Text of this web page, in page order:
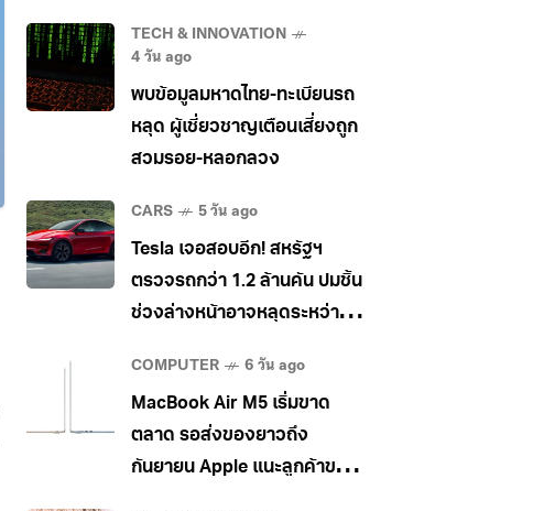
TECH & INNOVATION
4 วัน ago
พบข้อมูลมหาดไทย-ทะเบียนรถ
หลุด ผู้เชี่ยวชาญเตือนเสี่ยงถูก
สวมรอย-หลอกลวง
CARS 5 วัน ago
Tesla เจอสอบอีก! สหรัฐฯ
ตรวจรถกว่า 1.2 ล้านคัน ปมชิ้น
ช่วงล่างหน้าอาจหลุดระหว่าง
COMPUTER 6 วัน ago
MacBook Air M5 เริ่มขาด
ตลาด รอส่งของยาวถึง
กันยายน Apple แนะลูกค้าขยับ